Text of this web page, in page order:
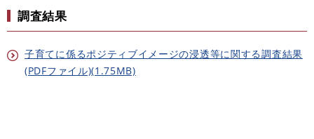
調査結果
子育てに係るポジティブイメージの浸透等に関する調査結果
(PDFファイル)(1.75MB)